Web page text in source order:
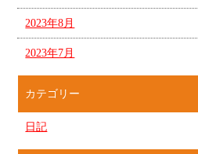
2023年8月
2023年7月
カテゴリー
日記